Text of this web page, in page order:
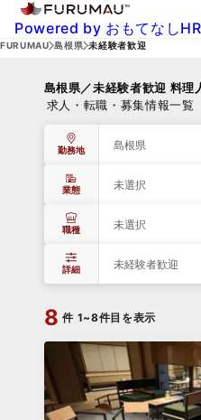
Powered by おもてなしHR
FURUMAU 島根県 未経験者歓迎
島根県／未経験者歓迎 料理
求人・転職・募集情報一覧
勤務地 島根県
業態 未選択
職種 未選択
詳細 未経験者歓迎
8 件 1~8件目を表示